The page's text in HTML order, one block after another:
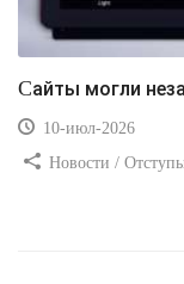
Сайты могли
10-июл-2026
Новости /